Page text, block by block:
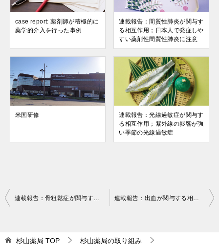
case report: 薬剤師が積極的に
薬学的介入を行った事例
連載報告：間質性肺炎が関与す
る相互作用；日本人で発症しや
すい薬剤性間質性肺炎に注意
米国研修
連載報告：光線過敏症が関与す
る相互作用；紫外線の影響が強
い季節の光線過敏症
投
ビ 杉山薬局 TOP 杉山薬局の取り組み